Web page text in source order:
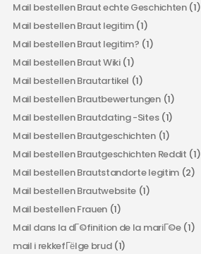
Mail bestellen Braut echte Geschichten(1)
Mail bestellen Braut legitim(1)
Mail bestellen Braut legitim? (1)
Mail bestellen Braut Wiki(1)
Mail bestellen Brautartikel (1)
Mail bestellen Brautbewertungen(1)
Mail bestellen Brautdating -Sites(1)
Mail bestellen Brautgeschichten(1)
Mail bestellen Brautgeschichten Reddit (1)
Mail bestellen Brautstandorte legitim(2)
Mail bestellen Brautwebsite (1)
Mail bestellen Frauen (1)
Mail dans la dГ©finition de la mariГ©e(1)
mail i rekkefГёlge brud(1)